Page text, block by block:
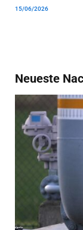
15/06/2026
Neueste